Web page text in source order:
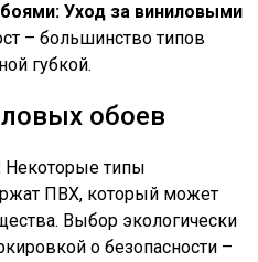
Уход за виниловыми
– большинство типов
губкой.
обоев
Некоторые типы
ПВХ, который может
Выбор экологически
о безопасности –